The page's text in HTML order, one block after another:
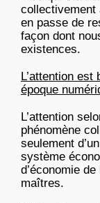
collectivement
en passe de
façon dont
existences.
L’attention
époque
L’attention
phénomène
seulement
système
d’économie
maîtres.